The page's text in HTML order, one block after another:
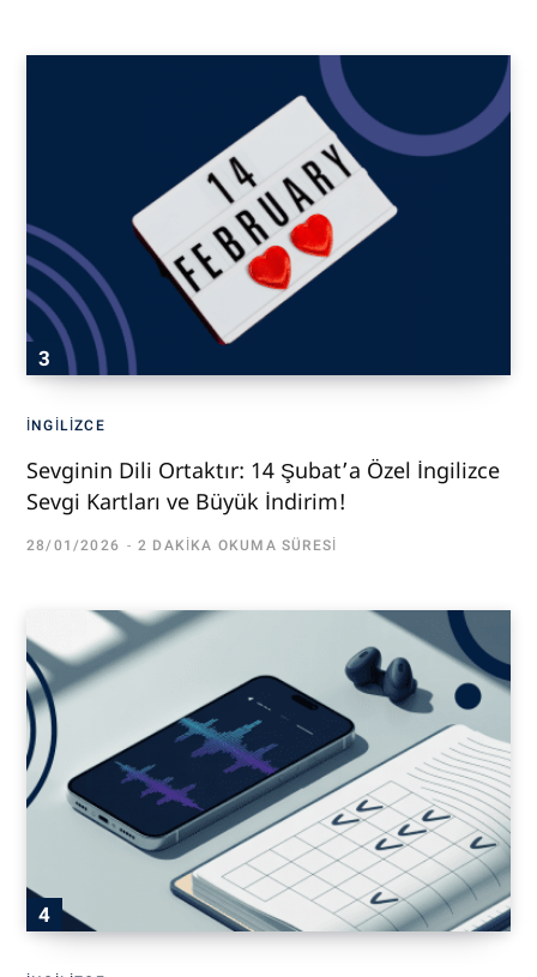
İNGILIZCE
Sevginin Dili Ortaktır: 14 Şubat’a Özel İngilizce
Sevgi Kartları ve Büyük İndirim!
28/01/2026 2 DAKIKA OKUMA SÜRESI